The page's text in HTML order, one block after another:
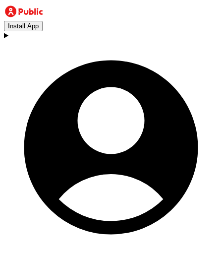
Install App